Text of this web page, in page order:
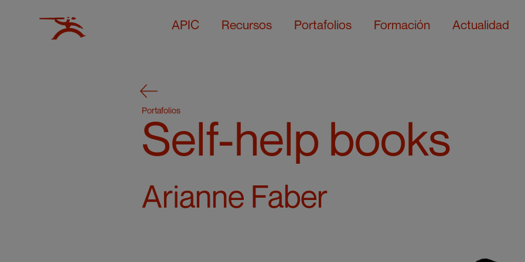
APIC Recursos Portafolios Formación Actualidad
Portafolios
Self-help books
Arianne Faber